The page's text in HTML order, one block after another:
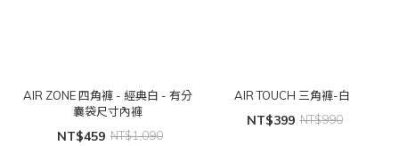
AIR ZONE 四角褲 - 經典白 - 有分
囊袋尺寸內褲
NT$459 NT$1,090
AIR TOUCH 三角褲-白
NT$399 NT$990